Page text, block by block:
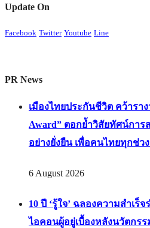
Update On
Facebook Twitter Youtube Line
PR News
เมืองไทยประกันชีวิต คว้าราง
Award” ตอกย้ำวิสัยทัศน์กา
อย่างยั่งยืน เพื่อคนไทยทุกช่ว
6 August 2026
10 ปี ‘รู้ใจ’ ฉลองความสำเร็
ไอคอนผู้อยู่เบื้องหลังนวัตกร